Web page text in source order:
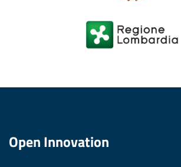
Open Innovation